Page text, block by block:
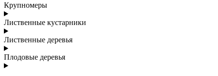
Крупномеры
Лиственные кустарники
Лиственные деревья
Плодовые деревья